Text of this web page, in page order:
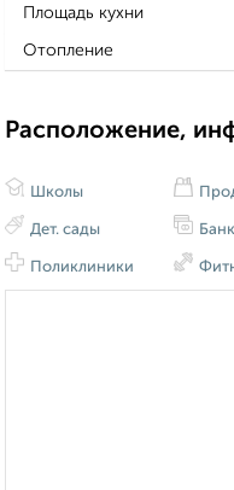
Площадь кухни
Отопление
Расположение,
Школы
Дет. сады
Поликлиники